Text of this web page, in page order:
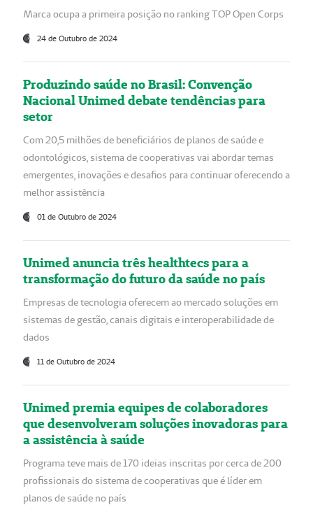
Marca ocupa a primeira posição no ranking TOP Open Corps
24 de Outubro de 2024
Produzindo saúde no Brasil: Convenção
Nacional Unimed debate tendências para
setor
Com 20,5 milhões de beneficiários de planos de saúde e
odontológicos, sistema de cooperativas vai abordar temas
emergentes, inovações e desafios para continuar oferecendo a
melhor assistência
01 de Outubro de 2024
Unimed anuncia três healthtecs para a
transformação do futuro da saúde no país
Empresas de tecnologia oferecem ao mercado soluções em
sistemas de gestão, canais digitais e interoperabilidade de
dados
11 de Outubro de 2024
Unimed premia equipes de colaboradores
que desenvolveram soluções inovadoras para
a assistência à saúde
Programa teve mais de 170 ideias inscritas por cerca de 200
profissionais do sistema de cooperativas que é líder em
planos de saúde no país